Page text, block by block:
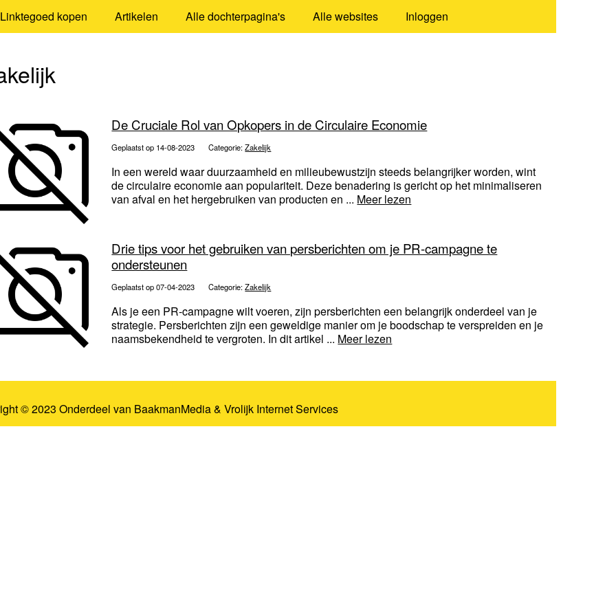
Linktegoed kopen Artikelen Alle dochterpagina's Alle websites Inloggen
De Cruciale Rol van Opkopers in de Circulaire Economie
Geplaatst op 14-08-2023 Categorie:Zakelijk
In een wereld waar duurzaamheid en milieubewustzijn steeds belangrijker worden, wint
de circulaire economie aan populariteit. Deze benadering is gericht op het minimaliseren
van afval en het hergebruiken van producten en ... Meer lezen
Drie tips voor het gebruiken van persberichten om je PR-campagne te
ondersteunen
Geplaatst op 07-04-2023 Categorie:Zakelijk
Als je een PR-campagne wilt voeren, zijn persberichten een belangrijk onderdeel van je
strategie. Persberichten zijn een geweldige manier om je boodschap te verspreiden en je
naamsbekendheid te vergroten. In dit artikel ... Meer lezen
© 2023 Onderdeel van BaakmanMedia& Vrolijk Internet Services